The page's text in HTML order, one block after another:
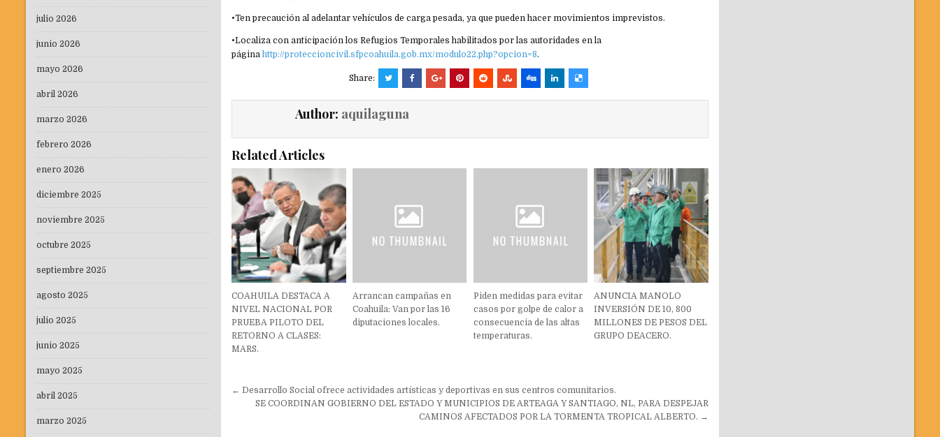
•⁠⁠Ten precaución al adelantar vehículos de carga pesada, ya que pueden hacer movimientos imprevistos.
•⁠⁠Localiza con anticipación los Refugios Temporales habilitados por las autoridades en la
páginahttp://proteccioncivil.sfpcoahuila.gob.mx/modulo22.php?opcion=8.
Share:
Author: aquilaguna
Related Articles
COAHUILA DESTACA A
NIVEL NACIONAL POR
PRUEBA PILOTO DEL
RETORNO A CLASES:
MARS.
Arrancan campañas en
Coahuila: Van por las 16
diputaciones locales.
Piden medidas para evitar
casos por golpe de calor a
consecuencia de las altas
temperaturas.
ANUNCIA MANOLO
INVERSIÓN DE 10, 800
MILLONES DE PESOS DEL
GRUPO DEACERO.
Navegación
← Desarrollo Social ofrece actividades artísticas y deportivas en sus centros comunitarios.
SE COORDINAN GOBIERNO DEL ESTADO Y MUNICIPIOS DE ARTEAGA Y SANTIAGO, NL, PARA DESPEJAR
CAMINOS AFECTADOS POR LA TORMENTA TROPICAL ALBERTO. →
julio 2026
junio 2026
mayo 2026
abril 2026
marzo 2026
febrero 2026
enero 2026
diciembre 2025
noviembre 2025
octubre 2025
septiembre 2025
agosto 2025
julio 2025
junio 2025
mayo 2025
abril 2025
marzo 2025